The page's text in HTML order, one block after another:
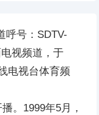
呼号：SDTV-
视频道，于
电视台体育频
。1999年5月，